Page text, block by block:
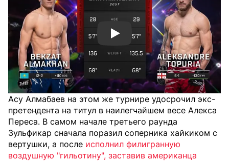
Смотреть видео YouTube
Асу Алмабаев на этом же турнире удосрочил экс-
претендента на титул в наилегчайшем весе Алекса
Переса. В самом начале третьего раунда
Зульфикар сначала поразил соперника хайкиком с
вертушки, а после исполнил филигранную
воздушную "гильотину", заставив американца